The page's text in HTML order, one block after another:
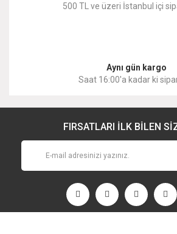
500 TL ve üzeri İstanbul içi
Aynı gün kargo
Saat 16:00'a kadar ki
FIRSATLARI İLK BİLEN